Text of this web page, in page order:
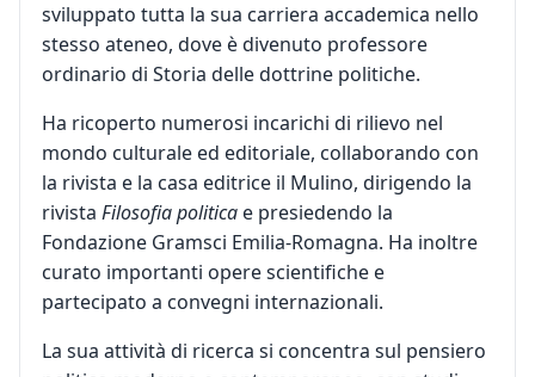
sviluppato tutta la sua carriera accademica nello
stesso ateneo, dove è divenuto professore
ordinario di Storia delle dottrine politiche.
Ha ricoperto numerosi incarichi di rilievo nel
mondo culturale ed editoriale, collaborando con
la rivista e la casa editrice il Mulino, dirigendo la
rivista Filosofia politica e presiedendo la
Fondazione Gramsci Emilia-Romagna. Ha inoltre
curato importanti opere scientifiche e
partecipato a convegni internazionali.
La sua attività di ricerca si concentra sul pensiero